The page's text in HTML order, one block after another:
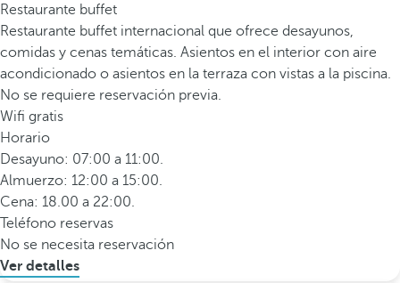
Restaurante buffet
Restaurante buffet internacional que ofrece desayunos,
comidas y cenas temáticas. Asientos en el interior con aire
acondicionado o asientos en la terraza con vistas a la piscina.
No se requiere reservación previa.
Wifi gratis
Horario
Desayuno: 07:00 a 11:00.
Almuerzo: 12:00 a 15:00.
Cena: 18.00 a 22:00.
Teléfono reservas
No se necesita reservación
Ver detalles